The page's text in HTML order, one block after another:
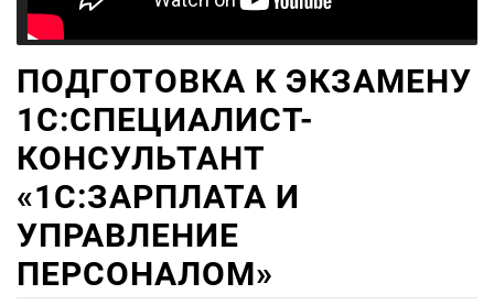
ПОДГОТОВКА К ЭКЗАМЕНУ
1С:СПЕЦИАЛИСТ-
КОНСУЛЬТАНТ
«1С:ЗАРПЛАТА И
УПРАВЛЕНИЕ
ПЕРСОНАЛОМ»